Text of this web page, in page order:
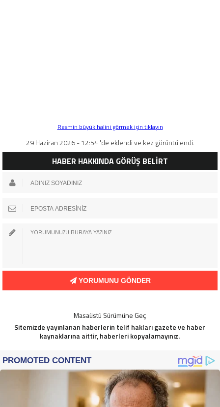
Resmin büyük halini görmek için tıklayın
29 Haziran 2026 - 12:54 'de eklendi ve kez görüntülendi.
HABER HAKKINDA GÖRÜŞ BELİRT
YORUMUNU GÖNDER
Masaüstü Sürümüne Geç
Sitemizde yayınlanan haberlerin telif hakları gazete ve haber
kaynaklarına aittir, haberleri kopyalamayınız.